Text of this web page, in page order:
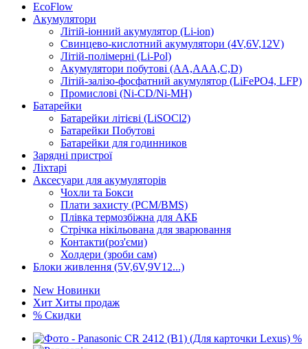
EcoFlow
Акумулятори
Літій-іонний акумулятор (Li-ion)
Свинцево-кислотний акумулятори (4V,6V,12V)
Літій-полімерні (Li-Pol)
Акумулятори побутові (AA,AAA,C,D)
Літій-залізо-фосфатний акумулятор (LiFePO4, LFP)
Промислові (Ni-CD/Ni-MH)
Батарейки
Батарейки літієві (LiSOCl2)
Батарейки Побутові
Батарейки для годинников
Зарядні пристрої
Ліхтарі
Аксесуари для акумуляторів
Чохли та Бокси
Плати захисту (PCM/BMS)
Плівка термозбіжна для АКБ
Стрічка нікільована для зварювання
Контакти(роз'єми)
Холдери (зроби сам)
Блоки живлення (5V,6V,9V12...)
New Новинки
Хит Хиты продаж
% Скидки
%